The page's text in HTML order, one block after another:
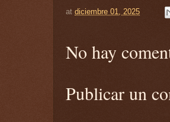
at diciembre 01, 2025
No hay
Publicar un